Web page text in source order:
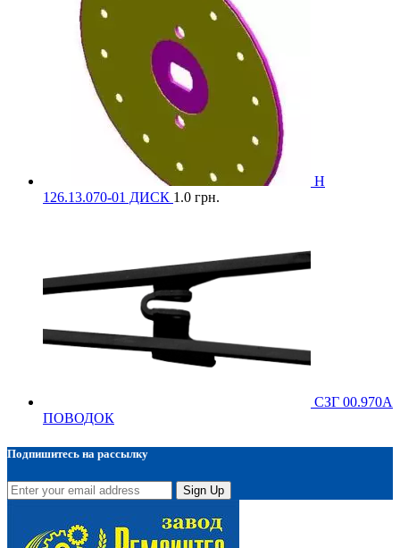
Н
126.13.070-01 ДИСК 1.0 грн.
СЗГ 00.970А
ПОВОДОК
Подпишитесь на рассылку
Sign Up